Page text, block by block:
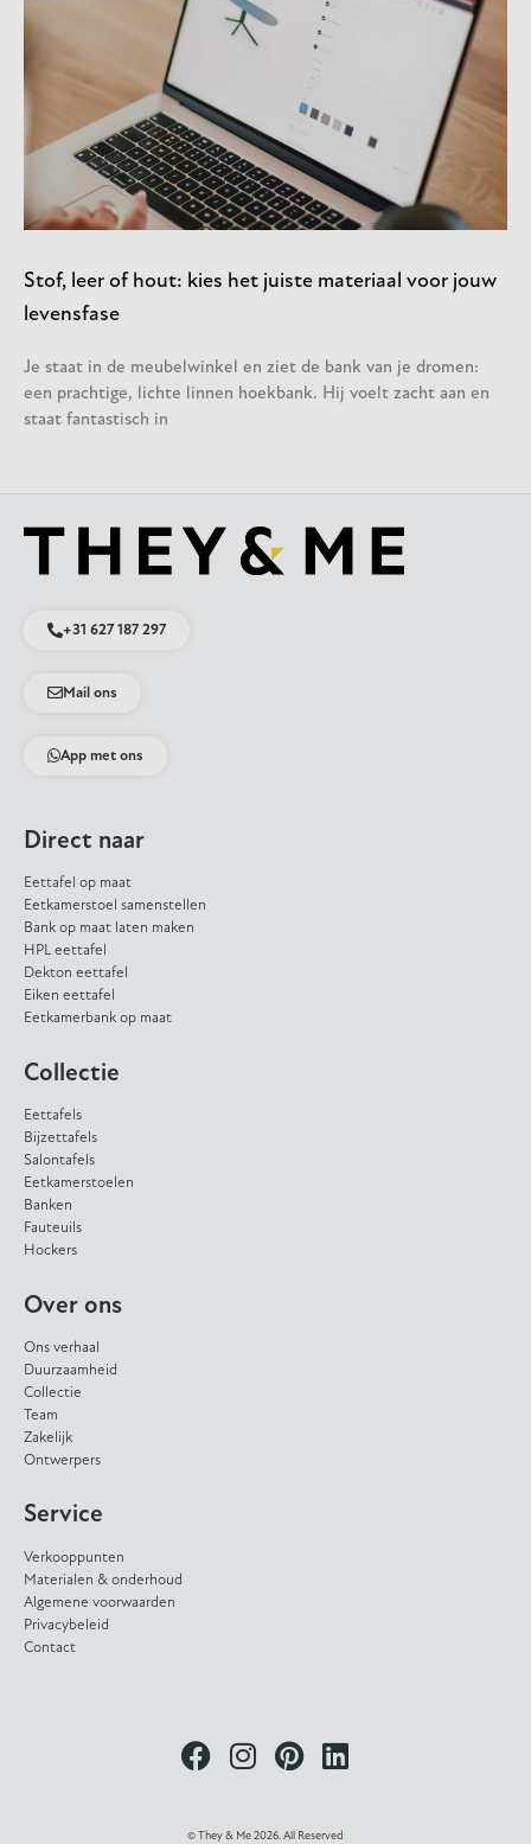
Stof, leer of hout: kies het juiste materiaal voor jouw
levensfase
Je staat in de meubelwinkel en ziet de bank van je dromen:
een prachtige, lichte linnen hoekbank. Hij voelt zacht aan en
staat fantastisch in
+31 627 187 297
Mail ons
App met ons
Direct naar
Eettafel op maat
Eetkamerstoel samenstellen
Bank op maat laten maken
HPL eettafel
Dekton eettafel
Eiken eettafel
Eetkamerbank op maat
Collectie
Eettafels
Bijzettafels
Salontafels
Eetkamerstoelen
Banken
Fauteuils
Hockers
Over ons
Ons verhaal
Duurzaamheid
Collectie
Team
Zakelijk
Ontwerpers
Service
Verkooppunten
Materialen & onderhoud
Algemene voorwaarden
Privacybeleid
Contact
© They & Me 2026. All Reserved